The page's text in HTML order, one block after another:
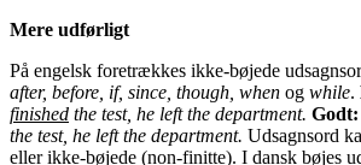
Mere udførligt
På engelsk foretrækkes ikke-bøjede
after, before, if, since, though, when og while.
finished the test, he left the department. Godt:
the test, he left the department. Udsagnsord
eller ikke-bøjede (non-finitte). I dansk bøjes